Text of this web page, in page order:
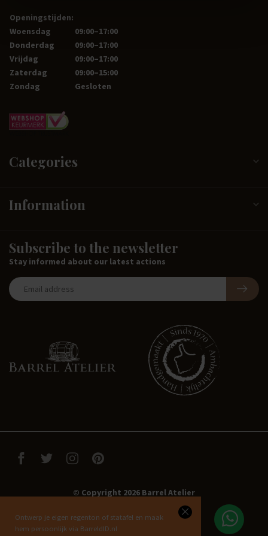
Ontwerp je eigen regenton of statafel en maak
hem persoonlijk via BarreldID.nl
Openingstijden:
Woensdag
09:00–17:00
Donderdag
09:00–17:00
Vrijdag
09:00–17:00
Zaterdag
09:00–15:00
Zondag
Gesloten
Categories
Information
Subscribe to the newsletter
Stay informed about our latest actions
© Copyright 2026 Barrel Atelier